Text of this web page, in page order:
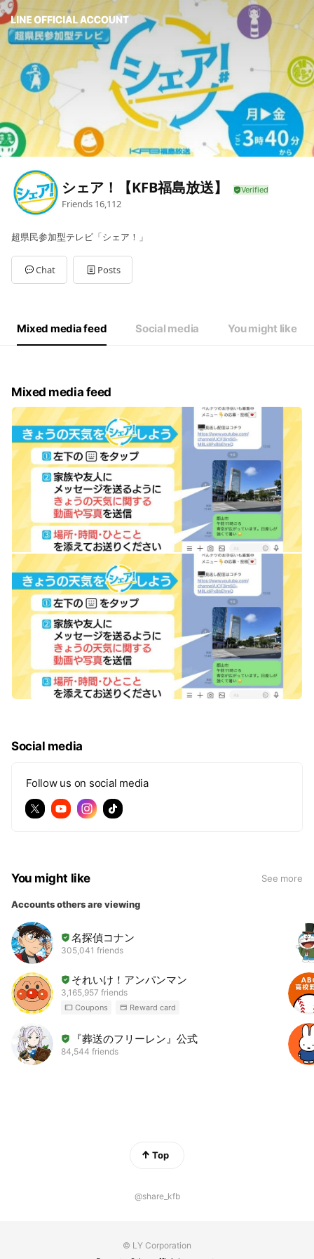
シェア！【KFB福島放送】
Friends 16,112
超県民参加型テレビ「シェア！」
Chat Posts
Mixed media feed Social media You might like
Mixed media feed
Social media
Follow us on social media
You might like See more
Accounts others are viewing
名探偵コナン
305,041 friends
それいけ！アンパンマン
3,165,957 friends
Coupons Reward card
『葬送のフリーレン』公式
84,544 friends
Top
@share_kfb
© LY Corporation